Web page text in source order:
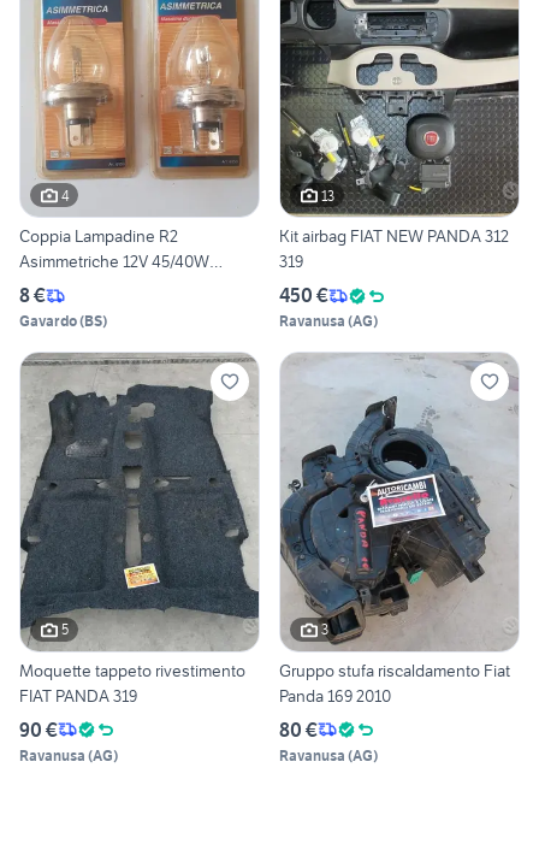
4
Coppia Lampadine R2
Asimmetriche 12V 45/40W
NUOVE
8 €
Gavardo(BS)
13
Kit airbag FIAT NEW PANDA 312
319
450 €
Ravanusa (AG)
5
Moquette tappeto rivestimento
FIAT PANDA 319
90 €
Ravanusa (AG)
3
Gruppo stufa riscaldamento Fiat
Panda 169 2010
80 €
Ravanusa (AG)